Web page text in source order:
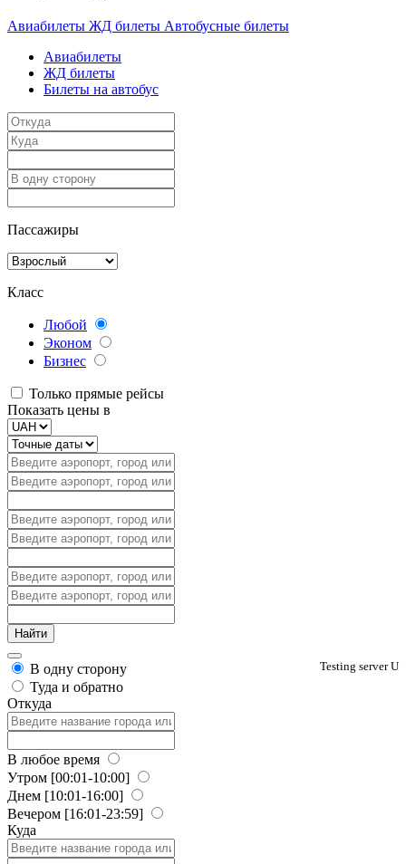
Авиабилеты ЖД билеты Автобусные билеты
Авиабилеты
ЖД билеты
Билеты на автобус
Пассажиры
Класс
Любой
Эконом
Бизнес
Только прямые рейсы
Показать цены в
Testing server U
В одну сторону
Туда и обратно
Откуда
В любое время
Утром [00:01-10:00]
Днем [10:01-16:00]
Вечером [16:01-23:59]
Куда